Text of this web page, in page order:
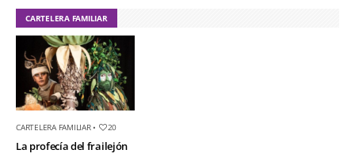
CARTELERA FAMILIAR
CARTELERA FAMILIAR• 20
La profecía del frailejón